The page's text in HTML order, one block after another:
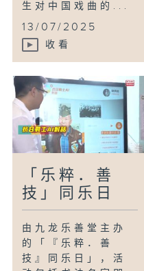
生对中国戏曲的...
13/07/2025
收看
「乐粹．善
技」同乐日
由九龙乐善堂主办
的「『乐粹．善
技』同乐日」，活